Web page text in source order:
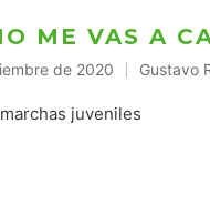
ME VAS A
de 2020
Publicado
en
Gustavo
juveniles